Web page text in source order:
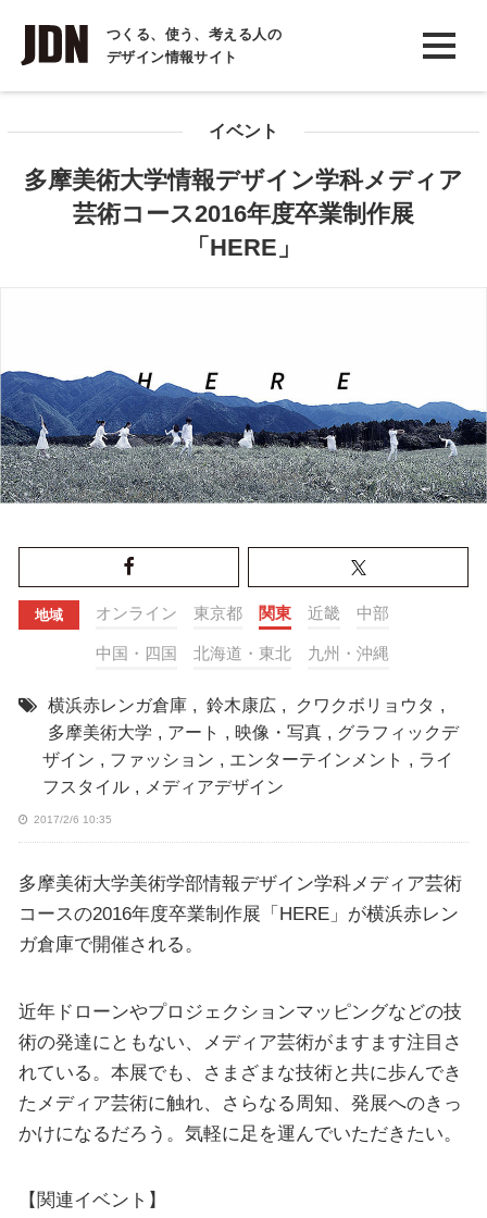
つくる、使う、考える人の
デザイン情報サイト
INTERVIEW
インタビュー
COLUMN
イベント
多摩美術大学情報デザイン学科メディア
芸術コース2016年度卒業制作展
「HERE」
地域 オンライン 東京都 関東 近畿 中部
中国・四国 北海道・東北 九州・沖縄
横浜赤レンガ倉庫 , 鈴木康広 , クワクボリョウタ ,
多摩美術大学 , アート , 映像・写真 , グラフィックデ
ザイン , ファッション , エンターテインメント , ライ
フスタイル , メディアデザイン
2017/2/6 10:35
多摩美術大学美術学部情報デザイン学科メディア芸術
コースの2016年度卒業制作展「HERE」が横浜赤レン
ガ倉庫で開催される。
近年ドローンやプロジェクションマッピングなどの技
術の発達にともない、メディア芸術がますます注目さ
れている。本展でも、さまざまな技術と共に歩んでき
たメディア芸術に触れ、さらなる周知、発展へのきっ
かけになるだろう。気軽に足を運んでいただきたい。
【関連イベント】